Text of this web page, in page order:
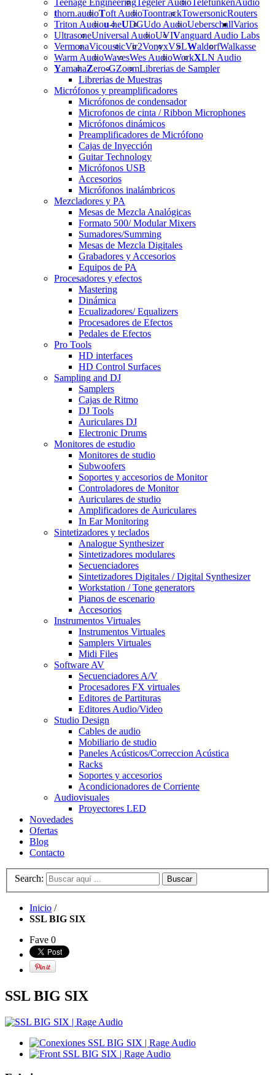
thorn.audioToft AudioToontrackTowersonic
Triton Audiou-heUDGUdo AudioUeberschall
UltrasoneUniversal AudioUVIVanguard Audio Labs
VermonaVicousticVir2VonyxVSLWaldorfWalkasse
Warm AudioWavesWes AudioWorkXLN Audio
YamahaZero-GZoom
Routers
Varios
Librerias de Sampler
Librerias de Muestras
Micrófonos y preamplificadores
Micrófonos de condensador
Microfonos de cinta / Ribbon Microphones
Micrófonos dinámicos
Preamplificadores de Micrófono
Cajas de Inyección
Guitar Technology
Micrófonos USB
Accesorios
Micrófonos inalámbricos
Mezcladores y PA
Mesas de Mezcla Analógicas
Formato 500/ Modular Mixers
Sumadores/Summing
Mesas de Mezcla Digitales
Grabadores y Accesorios
Equipos de PA
Procesadores y efectos
Mastering
Dinámica
Ecualizadores/ Equalizers
Procesadores de Efectos
Pedales de Efectos
Pro Tools
HD interfaces
HD Control Surfaces
Sampling and DJ
Samplers
Cajas de Ritmo
DJ Tools
Auriculares DJ
Electronic Drums
Monitores de estudio
Monitores de studio
Subwoofers
Soportes y accesorios de Monitor
Controladores de Monitor
Auriculares de studio
Amplificadores de Auriculares
In Ear Monitoring
Sintetizadores y teclados
Analogue Synthesizer
Sintetizadores modulares
Secuenciadores
Sintetizadores Digitales / Digital Synthesizer
Workstation / Tone generators
Pianos de escenario
Accesorios
Instrumentos Virtuales
Instrumentos Virtuales
Samplers Virtuales
Midi Files
Software AV
Secuenciadores A/V
Procesadores FX virtuales
Editores de Partituras
Editores Audio/Video
Studio Design
Cables de audio
Mobiliario de studio
Paneles Acústicos/Correccion Acústica
Racks
Soportes y accesorios
Acondicionadores de Corriente
Audiovisuales
Proyectores LED
Novedades
Ofertas
Blog
Contacto
Search: Buscar
Inicio /
SSL BIG SIX
Fave 0
SSL BIG SIX